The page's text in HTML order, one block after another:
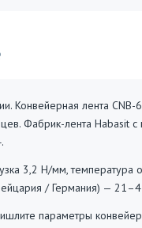
лента CNB-
Фабрик-лента
3,2 Н/мм, температура
/ Германия) —
параметры